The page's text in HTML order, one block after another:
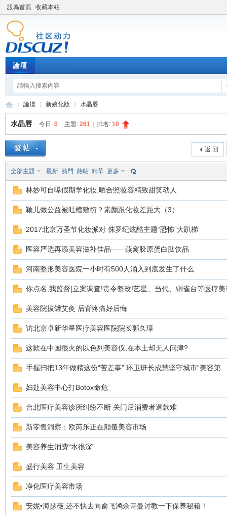
設為首頁 收藏本站
論壇
»
論壇
›
新娘化妝 水晶唇
水晶唇 今日: 0 主題: 261 排名: 10
返 回
全部主題 最新 熱門 熱帖 精華 更多
林妙可自曝假期学化妆,晒合照妆容精致甜笑动人
颖儿做公益被吐槽敷衍？素颜跟化妆差距大（3）
2017北京万圣节化妆派对 侏罗纪炫酷主题“恐怖”大趴梯
医容严选再添美容滋补佳品——燕窝胶原蛋白肽饮品
河南整形美容医院一小时有500人涌入到底发生了什么
你点名,我监督|立案调查!责令整改!艺星、当代、铜雀台等医疗美
美容院拔罐艾灸 后背疼痛好后悔
访北京卓新华星医疗美容医院院长郭久璋
这款在中国很火的以色列美容仪,在本土却无人问津?
手握扫把13年做精这份“苦差事” 环卫班长成慧坚守城市“美容第
妇赴美容中心打Botox命危
台北医疗美容诊所纠纷不断 关门后消费者退款难
新零售洞察：欧芮乐正在颠覆美容市场
美容养生消费“水很深”
盛行美容 卫生美容
净化医疗美容市场
安妮•海瑟薇,还不快去向俞飞鸿佘诗曼讨教一下保养秘籍！